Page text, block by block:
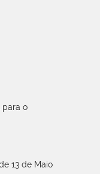
para o
13 de Maio